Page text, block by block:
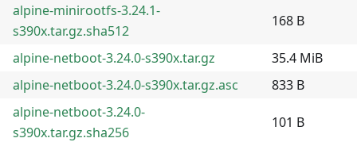
alpine-minirootfs-3.24.1-
s390x.tar.gz.sha512
168 B
alpine-netboot-3.24.0-s390x.tar.gz
35.4 MiB
alpine-netboot-3.24.0-s390x.tar.gz.asc
833 B
alpine-netboot-3.24.0-
s390x.tar.gz.sha256
101 B